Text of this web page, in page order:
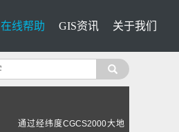
在线帮助 GIS资讯 关于我们
通过经纬度CGCS2000大地